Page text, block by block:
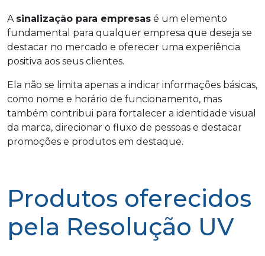
A sinalização para empresas é um elemento
fundamental para qualquer empresa que deseja se
destacar no mercado e oferecer uma experiência
positiva aos seus clientes.
Ela não se limita apenas a indicar informações básicas,
como nome e horário de funcionamento, mas
também contribui para fortalecer a identidade visual
da marca, direcionar o fluxo de pessoas e destacar
promoções e produtos em destaque.
Produtos oferecidos
pela Resolução UV